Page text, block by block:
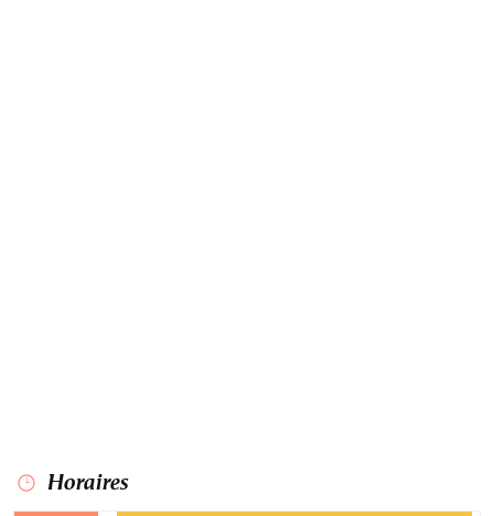
Horaires